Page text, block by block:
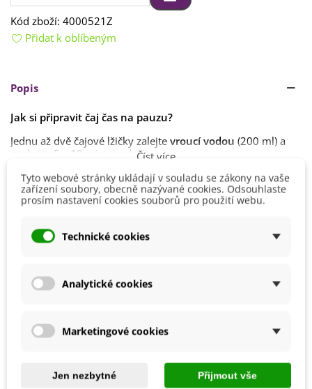
Kód zboží: 4000521Z
Přidat k oblíbeným
Popis
Jak si připravit čaj čas na pauzu?
Jednu až dvě čajové lžičky zalejte vroucí vodou (200 ml) a
nechejte 5—10 minut
odstát.
Skladujtev suchu, chladu a temnu.
Ustanovení nařízení Evropského parlamentu a Rady (ES)
nedovoluje informovat vás o pozitivních účincích této
rostliny na váš organismus. Informace o působení si prosím
Číst více
Detaily produktu
Druh Obsahu
Tyto webové stránky ukládají v souladu se zákony na vaše
zařízení soubory, obecně nazývané cookies. Odsouhlaste
prosím nastavení cookies souborů pro použití webu.
Technické cookies
Analytické cookies
Marketingové cookies
Jen nezbytné Přijmout vše